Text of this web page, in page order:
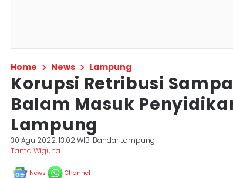
Home News Lampung
Korupsi Retribusi
Balam Masuk
Lampung
30 Agu 2022, 13:02 WIB Bandar Lampung
Tama Wiguna
News Channel